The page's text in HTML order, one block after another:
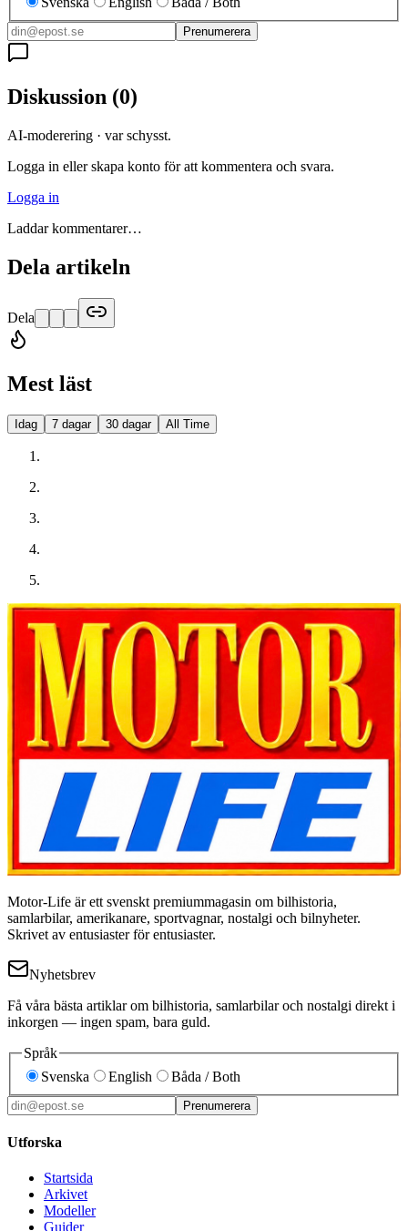
Prenumerera
Diskussion (0)
AI-moderering · var schysst.
Logga in eller skapa konto för att kommentera och svara.
Logga in
Laddar kommentarer…
Dela artikeln
Dela
Mest läst
Idag 7 dagar 30 dagar All Time
Motor-Life är ett svenskt premiummagasin om bilhistoria,
samlarbilar, amerikanare, sportvagnar, nostalgi och bilnyheter.
Skrivet av entusiaster för entusiaster.
Nyhetsbrev
Få våra bästa artiklar om bilhistoria, samlarbilar och nostalgi direkt i
inkorgen — ingen spam, bara guld.
Språk
Svenska
English Båda / Both
Prenumerera
Utforska
Startsida
Arkivet
Modeller
Guider